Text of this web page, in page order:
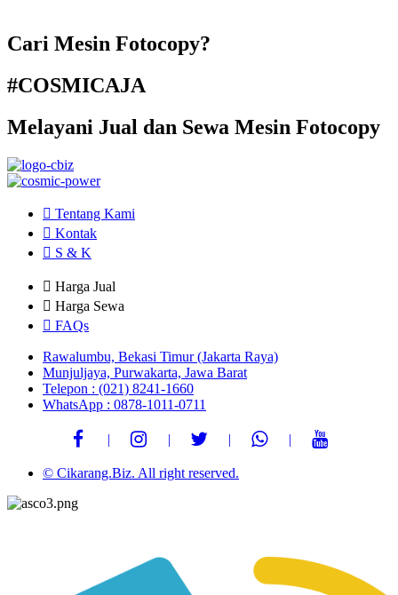
Cari Mesin Fotocopy?
#COSMICAJA
Melayani Jual dan Sewa Mesin Fotocopy
Tentang Kami
Kontak
S & K
Harga Jual
Harga Sewa
FAQs
Rawalumbu, Bekasi Timur (Jakarta Raya)
Munjuljaya, Purwakarta, Jawa Barat
Telepon : (021) 8241-1660
WhatsApp : 0878-1011-0711
© Cikarang.Biz. All right reserved.